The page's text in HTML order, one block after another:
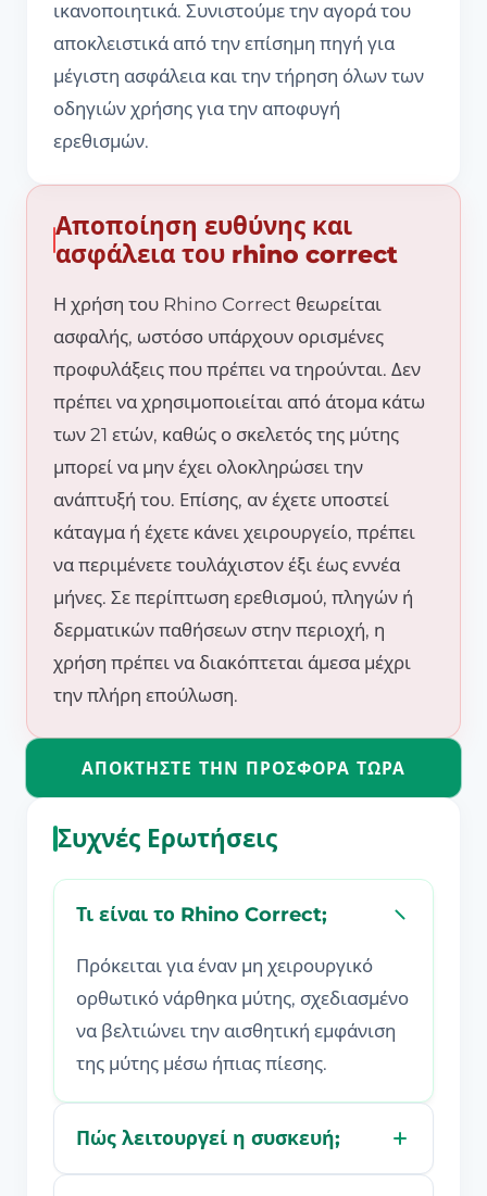
ικανοποιητικά. Συνιστούμε την αγορά του
αποκλειστικά από την επίσημη πηγή για
μέγιστη ασφάλεια και την τήρηση όλων των
οδηγιών χρήσης για την αποφυγή
ερεθισμών.
Αποποίηση ευθύνης και
ασφάλεια του rhino correct
Η χρήση του Rhino Correct θεωρείται
ασφαλής, ωστόσο υπάρχουν ορισμένες
προφυλάξεις που πρέπει να τηρούνται. Δεν
πρέπει να χρησιμοποιείται από άτομα κάτω
των 21 ετών, καθώς ο σκελετός της μύτης
μπορεί να μην έχει ολοκληρώσει την
ανάπτυξή του. Επίσης, αν έχετε υποστεί
κάταγμα ή έχετε κάνει χειρουργείο, πρέπει
να περιμένετε τουλάχιστον έξι έως εννέα
μήνες. Σε περίπτωση ερεθισμού, πληγών ή
δερματικών παθήσεων στην περιοχή, η
χρήση πρέπει να διακόπτεται άμεσα μέχρι
την πλήρη επούλωση.
ΑΠΟΚΤΉΣΤΕ ΤΗΝ ΠΡΟΣΦΟΡΆ ΤΏΡΑ
Συχνές Ερωτήσεις
Τι είναι το Rhino Correct;
Πρόκειται για έναν μη χειρουργικό
ορθωτικό νάρθηκα μύτης, σχεδιασμένο
να βελτιώνει την αισθητική εμφάνιση
της μύτης μέσω ήπιας πίεσης.
Πώς λειτουργεί η συσκευή;